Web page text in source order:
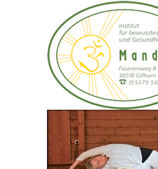
Coaching - Menschen